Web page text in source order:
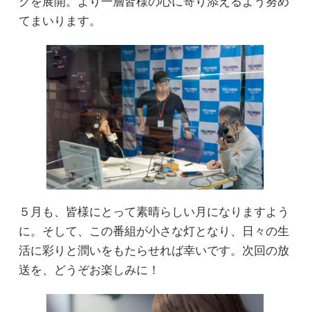
てまいります。
５月も、皆様にとって素晴らしい月になりますよう
に。そして、この番組が小さな灯となり、日々の生
活に彩りと潤いをもたらせれば幸いです。次回の放
送を、どうぞお楽しみに！